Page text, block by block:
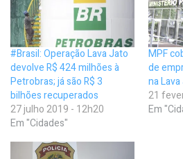
#Brasil: Operação Lava Jato
devolve R$ 424 milhões à
Petrobras; já são R$ 3
bilhões recuperados
27 julho 2019 - 12h20
Em "Cidades"
MPF
de
na
21
Em